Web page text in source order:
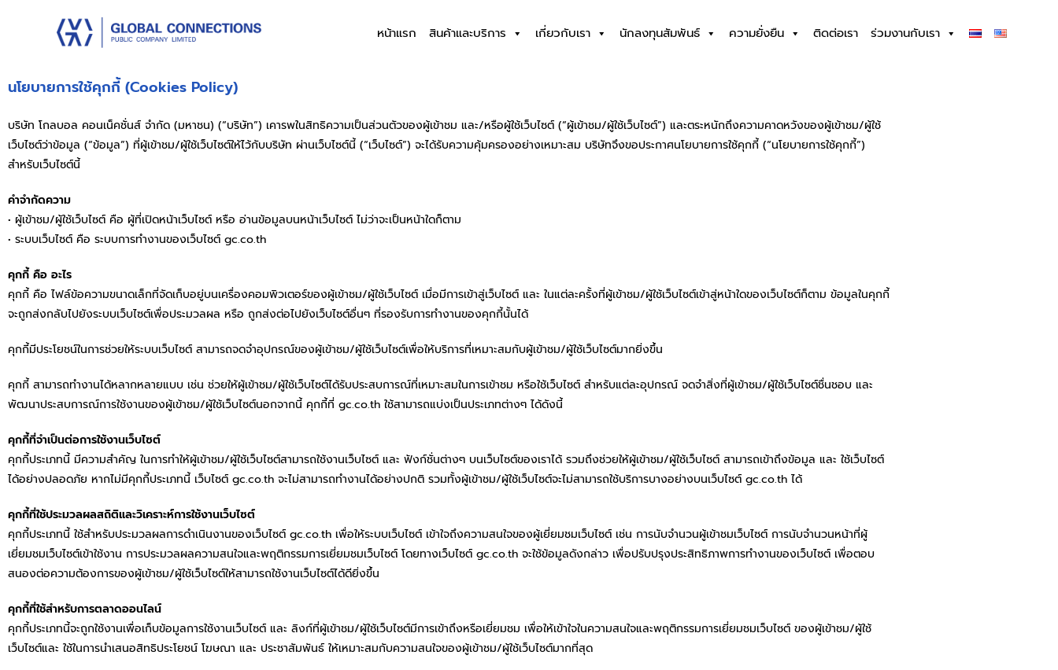
หน้าแรก สินค้าและบริการ เกี่ยวกับเรา นักลงทุนสัมพันธ์ ความยั่งยืน ติดต่อเรา ร่วมงานกับเรา
นโยบายการใช้คุกกี้ (Cookies Policy)
บริษัท โกลบอล คอนเน็คชั่นส์ จำกัด (มหาชน) (“บริษัท”) เคารพในสิทธิความเป็นส่วนตัวของผู้เข้าชม และ/หรือผู้ใช้เว็บไซต์ (“ผู้เข้าชม/ผู้ใช้เว็บไซต์”) และตระหนักถึงความคาดหวังของผู้เข้าชม/ผู้ใช้
เว็บไซต์ว่าข้อมูล (“ข้อมูล”) ที่ผู้เข้าชม/ผู้ใช้เว็บไซต์ให้ไว้กับบริษัท ผ่านเว็บไซต์นี้ (“เว็บไซต์”) จะได้รับความคุ้มครองอย่างเหมาะสม บริษัทจึงขอประกาศนโยบายการใช้คุกกี้ (“นโยบายการใช้คุกกี้”)
สำหรับเว็บไซต์นี้
คำจำกัดความ
• ผู้เข้าชม/ผู้ใช้เว็บไซต์ คือ ผู้ที่เปิดหน้าเว็บไซต์ หรือ อ่านข้อมูลบนหน้าเว็บไซต์ ไม่ว่าจะเป็นหน้าใดก็ตาม
• ระบบเว็บไซต์ คือ ระบบการทำงานของเว็บไซต์ gc.co.th
คุกกี้ คือ อะไร
คุกกี้ คือ ไฟล์ข้อความขนาดเล็กที่จัดเก็บอยู่บนเครื่องคอมพิวเตอร์ของผู้เข้าชม/ผู้ใช้เว็บไซต์ เมื่อมีการเข้าสู่เว็บไซต์ และ ในแต่ละครั้งที่ผู้เข้าชม/ผู้ใช้เว็บไซต์เข้าสู่หน้าใดของเว็บไซต์ก็ตาม ข้อมูลในคุกกี้
จะถูกส่งกลับไปยังระบบเว็บไซต์เพื่อประมวลผล หรือ ถูกส่งต่อไปยังเว็บไซต์อื่นๆ ที่รองรับการทำงานของคุกกี้นั้นได้
คุกกี้มีประโยชน์ในการช่วยให้ระบบเว็บไซต์ สามารถจดจำอุปกรณ์ของผู้เข้าชม/ผู้ใช้เว็บไซต์เพื่อให้บริการที่เหมาะสมกับผู้เข้าชม/ผู้ใช้เว็บไซต์มากยิ่งขึ้น
คุกกี้ สามารถทำงานได้หลากหลายแบบ เช่น ช่วยให้ผู้เข้าชม/ผู้ใช้เว็บไซต์ได้รับประสบการณ์ที่เหมาะสมในการเข้าชม หรือใช้เว็บไซต์ สำหรับแต่ละอุปกรณ์ จดจำสิ่งที่ผู้เข้าชม/ผู้ใช้เว็บไซต์ชื่นชอบ และ
พัฒนาประสบการณ์การใช้งานของผู้เข้าชม/ผู้ใช้เว็บไซต์นอกจากนี้ คุกกี้ที่ gc.co.th ใช้สามารถแบ่งเป็นประเภทต่างๆ ได้ดังนี้
คุกกี้ที่จำเป็นต่อการใช้งานเว็บไซต์
คุกกี้ประเภทนี้ มีความสำคัญ ในการทำให้ผู้เข้าชม/ผู้ใช้เว็บไซต์สามารถใช้งานเว็บไซต์ และ ฟังก์ชั่นต่างๆ บนเว็บไซต์ของเราได้ รวมถึงช่วยให้ผู้เข้าชม/ผู้ใช้เว็บไซต์ สามารถเข้าถึงข้อมูล และ ใช้เว็บไซต์
ได้อย่างปลอดภัย หากไม่มีคุกกี้ประเภทนี้ เว็บไซต์ gc.co.th จะไม่สามารถทำงานได้อย่างปกติ รวมทั้งผู้เข้าชม/ผู้ใช้เว็บไซต์จะไม่สามารถใช้บริการบางอย่างบนเว็บไซต์ gc.co.th ได้
คุกกี้ที่ใช้ประมวลผลสถิติและวิเคราะห์การใช้งานเว็บไซต์
คุกกี้ประเภทนี้ ใช้สำหรับประมวลผลการดำเนินงานของเว็บไซต์ gc.co.th เพื่อให้ระบบเว็บไซต์ เข้าใจถึงความสนใจของผู้เยี่ยมชมเว็บไซต์ เช่น การนับจำนวนผู้เข้าชมเว็บไซต์ การนับจำนวนหน้าที่ผู้
เยี่ยมชมเว็บไซต์เข้าใช้งาน การประมวลผลความสนใจและพฤติกรรมการเยี่ยมชมเว็บไซต์ โดยทางเว็บไซต์ gc.co.th จะใช้ข้อมูลดังกล่าว เพื่อปรับปรุงประสิทธิภาพการทำงานของเว็บไซต์ เพื่อตอบ
สนองต่อความต้องการของผู้เข้าชม/ผู้ใช้เว็บไซต์ให้สามารถใช้งานเว็บไซต์ได้ดียิ่งขึ้น
คุกกี้ที่ใช้สำหรับการตลาดออนไลน์
คุกกี้ประเภทนี้จะถูกใช้งานเพื่อเก็บข้อมูลการใช้งานเว็บไซต์ และ ลิงก์ที่ผู้เข้าชม/ผู้ใช้เว็บไซต์มีการเข้าถึงหรือเยี่ยมชม เพื่อให้เข้าใจในความสนใจและพฤติกรรมการเยี่ยมชมเว็บไซต์ ของผู้เข้าชม/ผู้ใช้
เว็บไซต์และ ใช้ในการนำเสนอสิทธิประโยชน์ โฆษณา และ ประชาสัมพันธ์ ให้เหมาะสมกับความสนใจของผู้เข้าชม/ผู้ใช้เว็บไซต์มากที่สุด